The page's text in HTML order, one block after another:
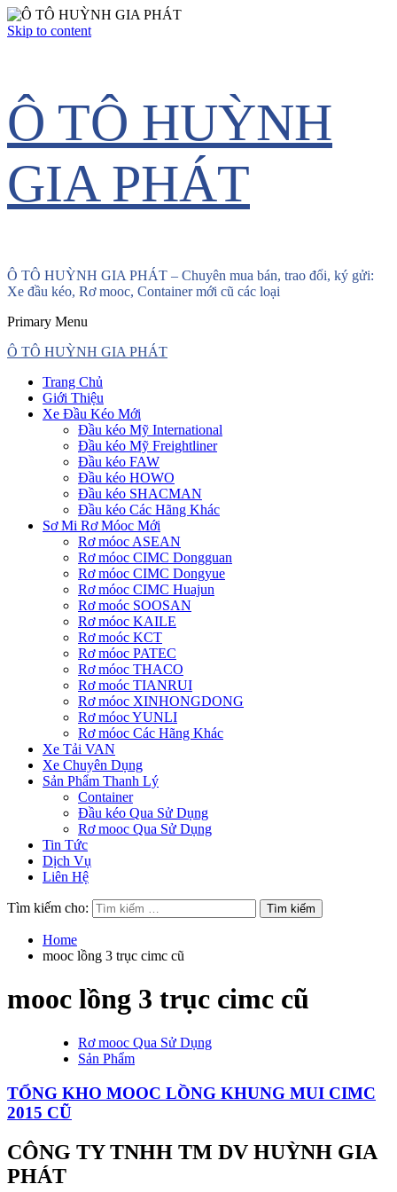
Skip to content
Ô TÔ HUỲNH
GIA PHÁT
Ô TÔ HUỲNH GIA PHÁT – Chuyên mua bán, trao đổi, ký gửi:
Xe đầu kéo, Rơ mooc, Container mới cũ các loại
Primary Menu
Ô TÔ HUỲNH GIA PHÁT
Trang Chủ
Giới Thiệu
Xe Đầu Kéo Mới
Đầu kéo Mỹ International
Đầu kéo Mỹ Freightliner
Đầu kéo FAW
Đầu kéo HOWO
Đầu kéo SHACMAN
Đầu kéo Các Hãng Khác
Sơ Mi Rơ Móoc Mới
Rơ móoc ASEAN
Rơ móoc CIMC Dongguan
Rơ móoc CIMC Dongyue
Rơ móoc CIMC Huajun
Rơ moóc SOOSAN
Rơ móoc KAILE
Rơ moóc KCT
Rơ móoc PATEC
Rơ móoc THACO
Rơ moóc TIANRUI
Rơ móoc XINHONGDONG
Rơ móoc YUNLI
Rơ móoc Các Hãng Khác
Xe Tải VAN
Xe Chuyên Dụng
Sản Phẩm Thanh Lý
Container
Đầu kéo Qua Sử Dụng
Rơ mooc Qua Sử Dụng
Tin Tức
Dịch Vụ
Liên Hệ
Tìm kiếm cho:
Home
mooc lồng 3 trục cimc cũ
mooc lồng 3 trục cimc cũ
Rơ mooc Qua Sử Dụng
Sản Phẩm
TỔNG KHO MOOC LỒNG KHUNG MUI CIMC
2015 CŨ
CÔNG TY TNHH TM DV HUỲNH GIA
PHÁT